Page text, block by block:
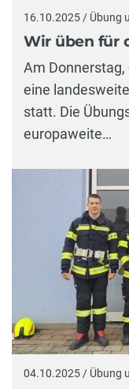
16.10.2025 / Übung
Wir üben für
Am Donnerstag,
eine
statt. Die
europaweite…
04.10.2025 / Übung